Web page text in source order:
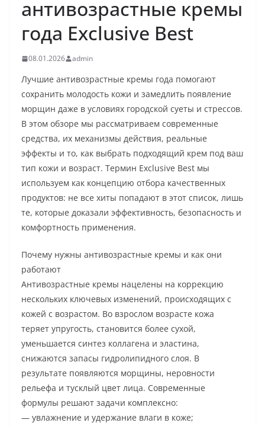
антивозрастные кремы
года Exclusive Best
08.01.2026 admin
Лучшие антивозрастные кремы года помогают
сохранить молодость кожи и замедлить появление
морщин даже в условиях городской суеты и стрессов.
В этом обзоре мы рассматриваем современные
средства, их механизмы действия, реальные
эффекты и то, как выбрать подходящий крем под ваш
тип кожи и возраст. Термин Exclusive Best мы
используем как концепцию отбора качественных
продуктов: не все хиты попадают в этот список, лишь
те, которые доказали эффективность, безопасность и
комфортность применения.
Почему нужны антивозрастные кремы и как они
работают
Антивозрастные кремы нацелены на коррекцию
нескольких ключевых изменений, происходящих с
кожей с возрастом. Во взрослом возрасте кожа
теряет упругость, становится более сухой,
уменьшается синтез коллагена и эластина,
снижаются запасы гидролипидного слоя. В
результате появляются морщины, неровности
рельефа и тусклый цвет лица. Современные
формулы решают задачи комплексно:
— увлажнение и удержание влаги в коже;